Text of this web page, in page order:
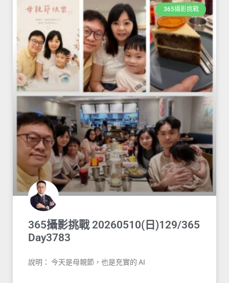
365攝影挑戰
365攝影挑戰 20260510(日)129/365
Day3783
說明： 今天是母親節，也是充實的 AI